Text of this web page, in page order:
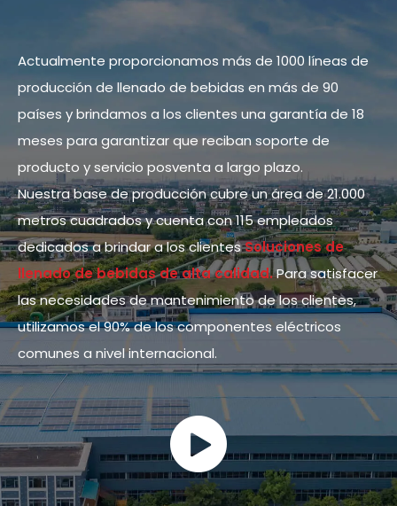
Actualmente proporcionamos más de 1000 líneas de
producción de llenado de bebidas en más de 90
países y brindamos a los clientes una garantía de 18
meses para garantizar que reciban soporte de
producto y servicio posventa a largo plazo.
Nuestra base de producción cubre un área de 21.000
metros cuadrados y cuenta con 115 empleados
dedicados a brindar a los clientesSoluciones de
llenado de bebidas de alta calidad.Para satisfacer
las necesidades de mantenimiento de los clientes,
utilizamos el 90% de los componentes eléctricos
comunes a nivel internacional.